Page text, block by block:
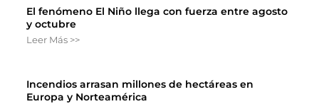
El fenómeno El Niño llega con fuerza entre agosto
y octubre
Leer Más >>
Incendios arrasan millones de hectáreas en
Europa y Norteamérica